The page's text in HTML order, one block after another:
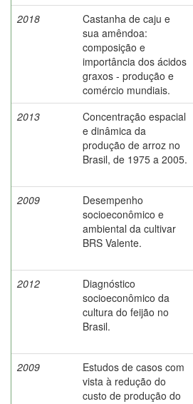
2018
Castanha de caju e
sua amêndoa:
composição e
importância dos ácidos
graxos - produção e
comércio mundiais.
2013
Concentração espacial
e dinâmica da
produção de arroz no
Brasil, de 1975 a 2005.
2009
Desempenho
socioeconômico e
ambiental da cultivar
BRS Valente.
2012
Diagnóstico
socioeconômico da
cultura do feijão no
Brasil.
2009
Estudos de casos com
vista à redução do
custo de produção do